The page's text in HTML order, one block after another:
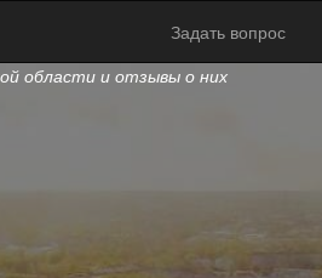
Задать вопрос
области и отзывы о них